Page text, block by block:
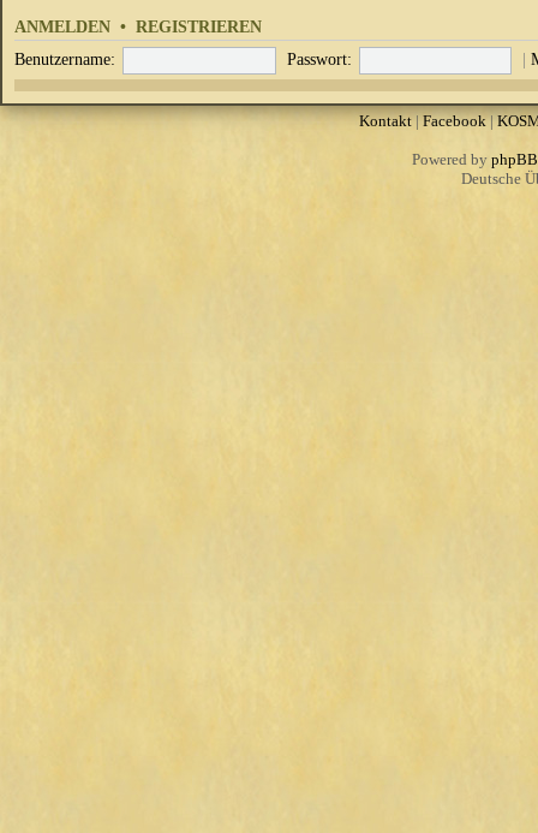
ANMELDEN • REGISTRIEREN
Benutzername: Passwort: |
Kontakt| Facebook|
Powered by phpBB
Deutsche